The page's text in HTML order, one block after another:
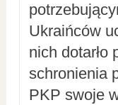
Ukraińców
nich dotarło
schronienia
PKP swoje